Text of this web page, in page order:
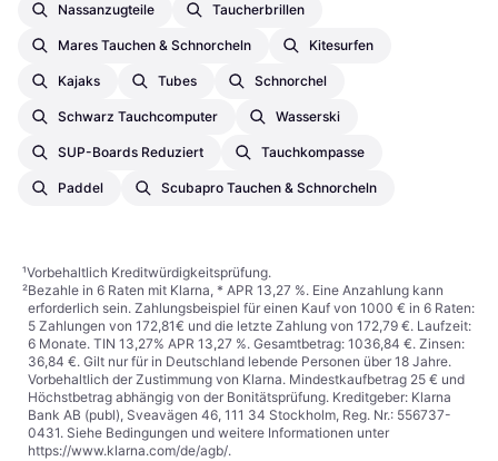
Nassanzugteile Taucherbrillen
Mares Tauchen & Schnorcheln Kitesurfen
Kajaks Tubes Schnorchel
Schwarz Tauchcomputer Wasserski
SUP-Boards Reduziert Tauchkompasse
Paddel Scubapro Tauchen & Schnorcheln
¹Vorbehaltlich Kreditwürdigkeitsprüfung.
²Bezahle in 6 Raten mit Klarna, * APR 13,27 %. Eine Anzahlung kann
erforderlich sein. Zahlungsbeispiel für einen Kauf von 1000 € in 6 Raten:
5 Zahlungen von 172,81€ und die letzte Zahlung von 172,79 €. Laufzeit:
6 Monate. TIN 13,27% APR 13,27 %. Gesamtbetrag: 1036,84 €. Zinsen:
36,84 €. Gilt nur für in Deutschland lebende Personen über 18 Jahre.
Vorbehaltlich der Zustimmung von Klarna. Mindestkaufbetrag 25 € und
Höchstbetrag abhängig von der Bonitätsprüfung. Kreditgeber: Klarna
Bank AB (publ), Sveavägen 46, 111 34 Stockholm, Reg. Nr.: 556737-
0431. Siehe Bedingungen und weitere Informationen unter
https://www.klarna.com/de/agb/.